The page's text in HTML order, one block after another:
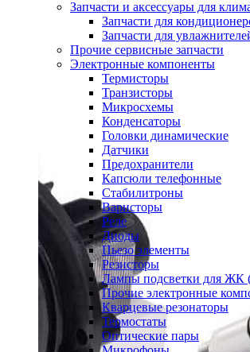
Запчасти и аксессуары для
Запчасти для
Запчасти для
Прочие сервисные запчасти
Электронные компоненты
Термисторы
Транзисторы
Микросхемы
Конденсаторы
Головки динамические
Датчики
Предохранители
Капсюли телефонные
Стабилитроны
Варисторы
Реле
Диоды
Пьезо элементы
Резисторы
Лампы подсветки для ЖК
Прочие электронные
Кварцевые резонаторы
Термостаты
Оптические пары